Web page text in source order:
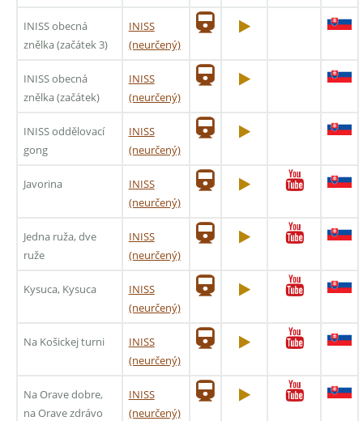
INISS obecná
znělka (začátek 3)
INISS
(neurčený)
INISS obecná
znělka (začátek)
INISS
(neurčený)
INISS oddělovací
gong
INISS
(neurčený)
Javorina
INISS
(neurčený)
Jedna ruža, dve
ruže
INISS
(neurčený)
Kysuca, Kysuca
INISS
(neurčený)
Na Košickej turni
INISS
(neurčený)
Na Orave dobre,
na Orave zdrávo
INISS
(neurčený)